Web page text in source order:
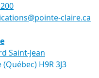
claire.ca
Saint-Jean
H9R 3J3